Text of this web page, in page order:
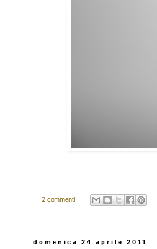
2 commenti:
domenica 24 aprile 2011